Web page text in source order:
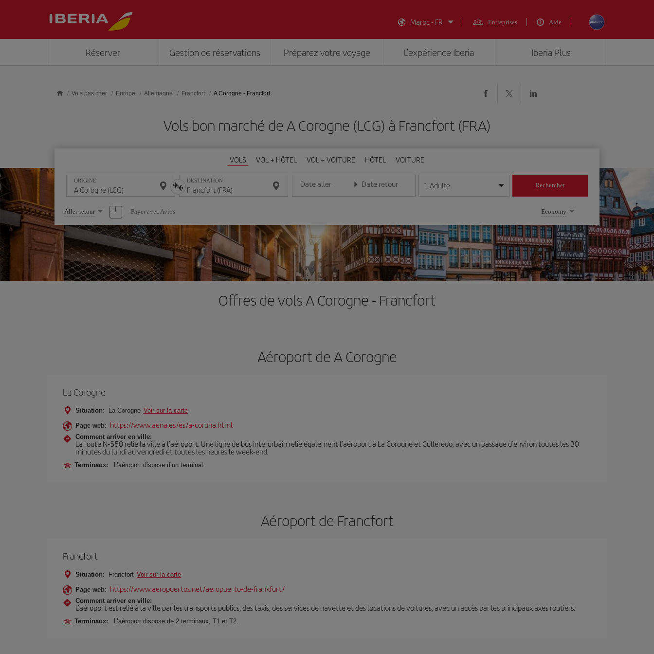
Maroc - FR
Entreprises Aide
Réserver Gestion de réservations Préparez votre voyage L’expérience Iberia Iberia Plus
Vols pas cher Europe Allemagne Francfort A Corogne - Francfort
Vols bon marché de A Corogne (LCG) à Francfort (FRA)
VOLS VOL + HÔTEL VOL + VOITURE HÔTEL VOITURE
ORIGINE DESTINATION Date aller
Entrez la date au format jour/mois/année
Date retour
Entrez la date au format jour/mois/année
1 Adulte Rechercher
Sélectionnez
une
option
Aller-retour Payer avec Avios Economy
Offres de vols A Corogne - Francfort
Aéroport de A Corogne
La Corogne
Situation: La Corogne Voir sur la carte
Page web: https://www.aena.es/es/a-coruna.html
Comment arriver en ville:
La route N-550 relie la ville à l’aéroport. Une ligne de bus interurbain relie également l’aéroport à La Corogne et Culleredo, avec un passage d’environ toutes les 30
minutes du lundi au vendredi et toutes les heures le week-end.
Terminaux: L’aéroport dispose d’un terminal.
Aéroport de Francfort
Francfort
Situation: Francfort Voir sur la carte
Page web: https://www.aeropuertos.net/aeropuerto-de-frankfurt/
Comment arriver en ville:
L’aéroport est relié à la ville par les transports publics, des taxis, des services de navette et des locations de voitures, avec un accès par les principaux axes routiers.
Terminaux: L’aéroport dispose de 2 terminaux, T1 et T2.